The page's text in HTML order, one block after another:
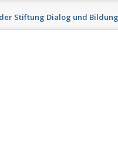
Stiftung Dialog und